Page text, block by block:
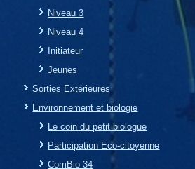
Niveau 3
Niveau 4
Initiateur
Jeunes
Sorties Extérieures
Environnement et biologie
Le coin du petit biologue
Participation Eco-citoyenne
ComBio 34